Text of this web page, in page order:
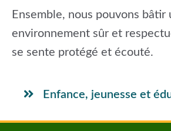
Ensemble, nous pouvons bâtir
environnement sûr et
se sente protégé et écouté.
Enfance, jeunesse et